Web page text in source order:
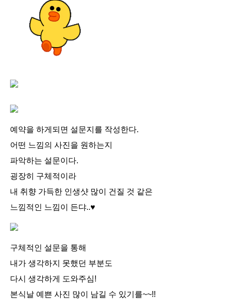
예약을 하게되면 설문지를 작성한다.
어떤 느낌의 사진을 원하는지
파악하는 설문이다.
굉장히 구체적이라
내 취향 가득한 인생샷 많이 건질 것 같은
느낌적인 느낌이 든댜..♥
구체적인 설문을 통해
내가 생각하지 못했던 부분도
다시 생각하게 도와주심!
본식날 예쁜 사진 많이 남길 수 있기를~~!!